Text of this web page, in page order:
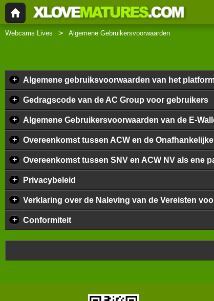
Webcams Lives Algemene Gebruikersvoorwaarden
+ Algemene gebruiksvoorwaarden van het
+ Gedragscode van de AC Group voor gebruikers
+ Algemene Gebruikersvoorwaarden van de E-
+ Overeenkomst tussen ACW en de
+ Overeenkomst tussen SNV en ACW NV als ene
+ Privacybeleid
+ Verklaring over de Naleving van de Vereisten
+ Conformiteit